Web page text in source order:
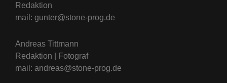
Redaktion
mail: gunter@stone-prog.de
Andreas Tittmann
Redaktion | Fotograf
mail: andreas@stone-prog.de